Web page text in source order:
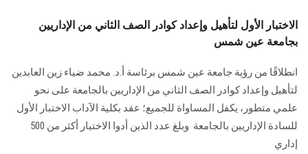
الزائـرون
سجل الان
الاختبار الأول لتأهيل وإعداد كوادر الصف الثاني من الإداريين
بجامعة عين شمس
انطلاقًا من رؤية جامعة عين شمس برئاسة أ.د. محمد ضياء زين العابدين
لتأهيل ‏وإعداد كوادر الصف الثاني من الإداريين بالجامعة على نحو
علمي متطور، يكفل المساواة ‏للجميع؛ عقد بكلية الآداب الاختبار الأول
للسادة الإداريين بالجامعة ‏ وبلغ عدد الذين أدوا الاختبار أكثر من 500
إداري ‏